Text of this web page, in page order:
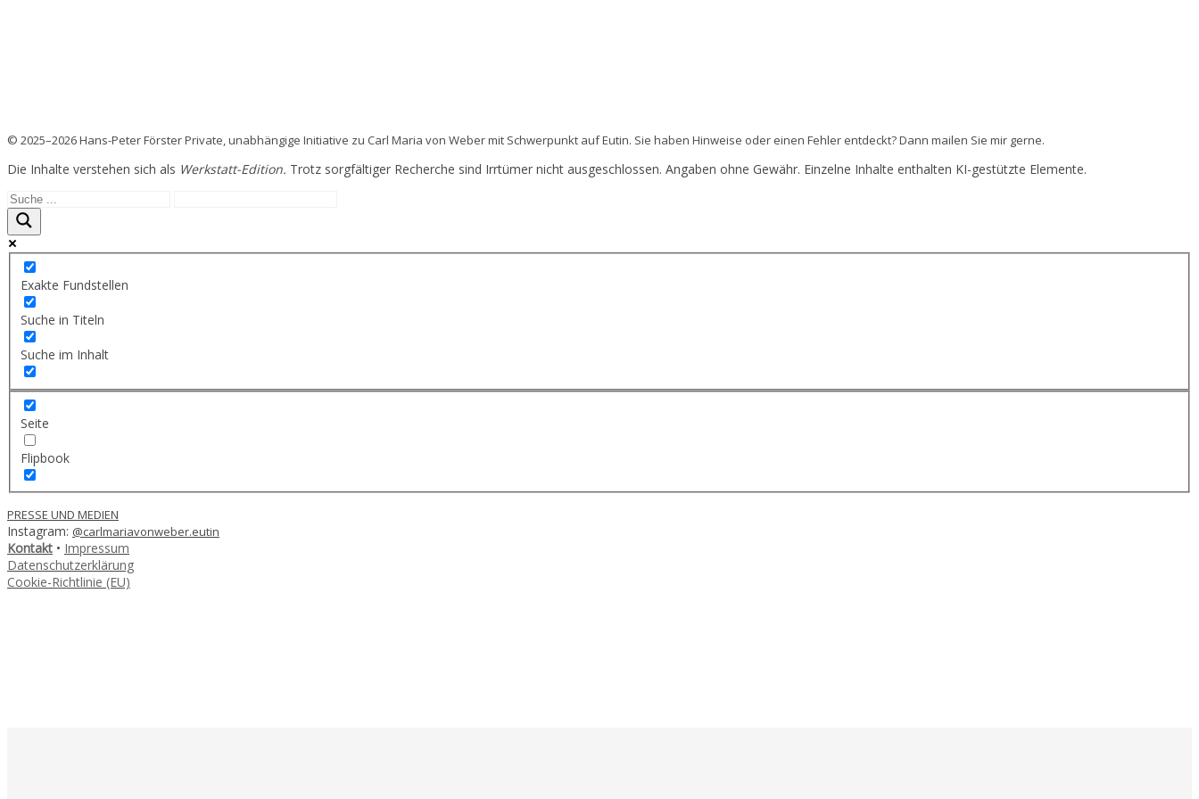
© 2025–2026 Hans-Peter Förster Private, unabhängige Initiative zu Carl Maria von Weber mit Schwerpunkt auf Eutin. Sie haben Hinweise oder einen Fehler entdeckt? Dann mailen Sie mir gerne.
Die Inhalte verstehen sich als Werkstatt-Edition. Trotz sorgfältiger Recherche sind Irrtümer nicht ausgeschlossen. Angaben ohne Gewähr. Einzelne Inhalte enthalten KI-gestützte Elemente.
Exakte Fundstellen
Suche in Titeln
Suche im Inhalt
Seite
Flipbook
PRESSE UND MEDIEN
Instagram: @carlmariavonweber.eutin
Kontakt • Impressum
Datenschutzerklärung
Cookie-Richtlinie (EU)